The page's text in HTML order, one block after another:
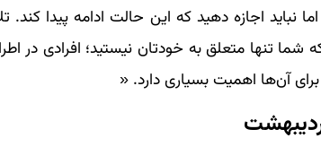
نباید اجازه دهید که این حالت ادامه پیدا کند.
شما تنها متعلق به خودتان نیستید؛ افرادی در
آن‌ها اهمیت بسیاری دارد. «